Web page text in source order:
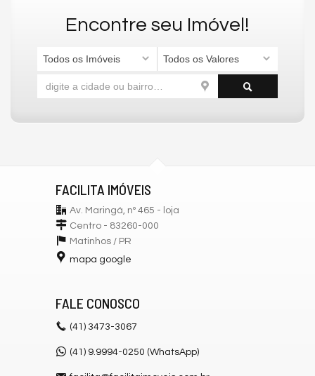
Encontre seu Imóvel!
Todos os Imóveis Todos os Valores
FACILITA IMÓVEIS
Av. Maringá, nº 465 - loja
Centro - 83260-000
Matinhos / PR
mapa google
FALE CONOSCO
(41) 3473-3067
(41) 9.9994-0250 (WhatsApp)